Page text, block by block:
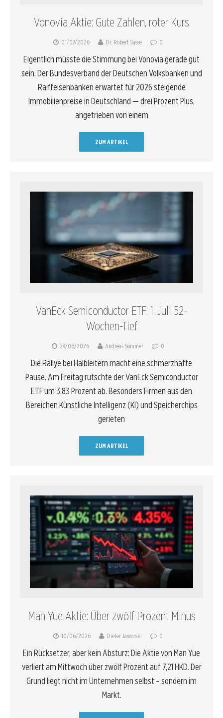
Vonovia Aktie: Gute Zahlen, roter Kurs
01/07/2026 Dr. Robert Sasse 0
Eigentlich müsste die Stimmung bei Vonovia gerade gut
sein. Der Bundesverband der Deutschen Volksbanken und
Raiffeisenbanken erwartet für 2026 steigende
Immobilienpreise in Deutschland — drei Prozent Plus,
angetrieben von einem
ZUM ARTIKEL
VanEck Semiconductor ETF: 1. Juli 52-
Wochen-Tief
28/06/2026 Andreas Sommer 0
Die Rallye bei Halbleitern macht eine schmerzhafte
Pause. Am Freitag rutschte der VanEck Semiconductor
ETF um 3,83 Prozent ab. Besonders Firmen aus den
Bereichen Künstliche Intelligenz (KI) und Speicherchips
gerieten
ZUM ARTIKEL
Man Yue Aktie: Über zwölf Prozent Minus
10/06/2026 Dieter Jaworski 0
Ein Rücksetzer, aber kein Absturz: Die Aktie von Man Yue
verliert am Mittwoch über zwölf Prozent auf 7,21 HKD. Der
Grund liegt nicht im Unternehmen selbst – sondern im
Markt.